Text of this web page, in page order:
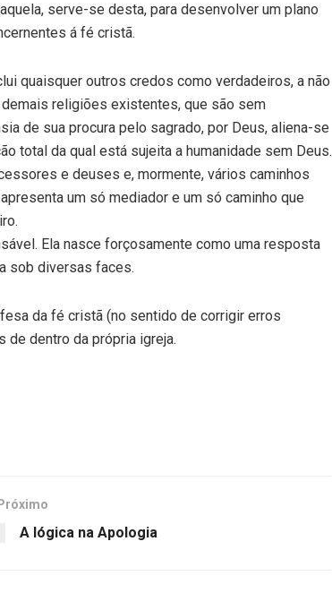
serve-se desta, para desenvolver um plano
á fé cristã.
quaisquer outros credos como verdadeiros, a não
religiões existentes, que são sem
de sua procura pelo sagrado, por Deus, aliena-se
total da qual está sujeita a humanidade sem Deus.
e deuses e, mormente, vários caminhos
um só mediador e um só caminho que
Ela nasce forçosamente como uma resposta
sob diversas faces.
da fé cristã (no sentido de corrigir erros
de dentro da própria igreja.
Próximo
A lógica na Apologia